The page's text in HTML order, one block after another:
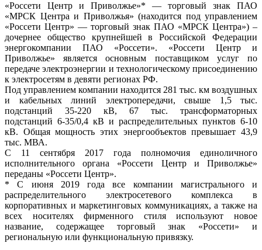
«Россети Центр и Приволжье»* — торговый знак ПАО
«МРСК Центра и Приволжья» (находится под управлением
«Россети Центр» — торговый знак ПАО «МРСК Центра») –
дочернее общество крупнейшей в Российской Федерации
энергокомпании ПАО «Россети». «Россети Центр и
Приволжье» является основным поставщиком услуг по
передаче электроэнергии и технологическому присоединению
к электросетям в девяти регионах РФ.
Под управлением компании находится 281 тыс. км воздушных
и кабельных линий электропередачи, свыше 1,5 тыс.
подстанций 35-220 кВ, 67 тыс. трансформаторных
подстанций 6-35/0,4 кВ и распределительных пунктов 6-10
кВ. Общая мощность этих энергообъектов превышает 43,9
тыс. МВА.
С 11 сентября 2017 года полномочия единоличного
исполнительного органа «Россети Центр и Приволжье»
переданы «Россети Центр».
* С июня 2019 года все компании магистрального и
распределительного электросетевого комплекса в
корпоративных и маркетинговых коммуникациях, а также на
всех носителях фирменного стиля используют новое
название, содержащее торговый знак «Россети» и
региональную или функциональную привязку.